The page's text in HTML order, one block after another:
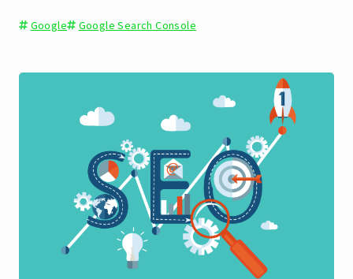
Google Google Search Console